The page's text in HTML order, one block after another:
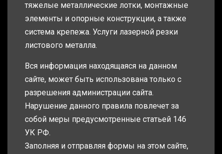
тяжелые металлические лотки, монтажные
элементы и опорные конструкции, а также
система крепежа. Услуги лазерной резки
листового металла.
Вся информация находящаяся на данном
сайте, может быть использована только с
разрешения администрации сайта.
Нарушение данного правила повлечет за
собой меры предусмотренные статьей 146
УК РФ.
Заполняя и отправляя формы на этом сайте,